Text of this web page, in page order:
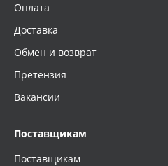
Оплата
Доставка
Обмен и возврат
Претензия
Вакансии
Поставщикам
Поставщикам